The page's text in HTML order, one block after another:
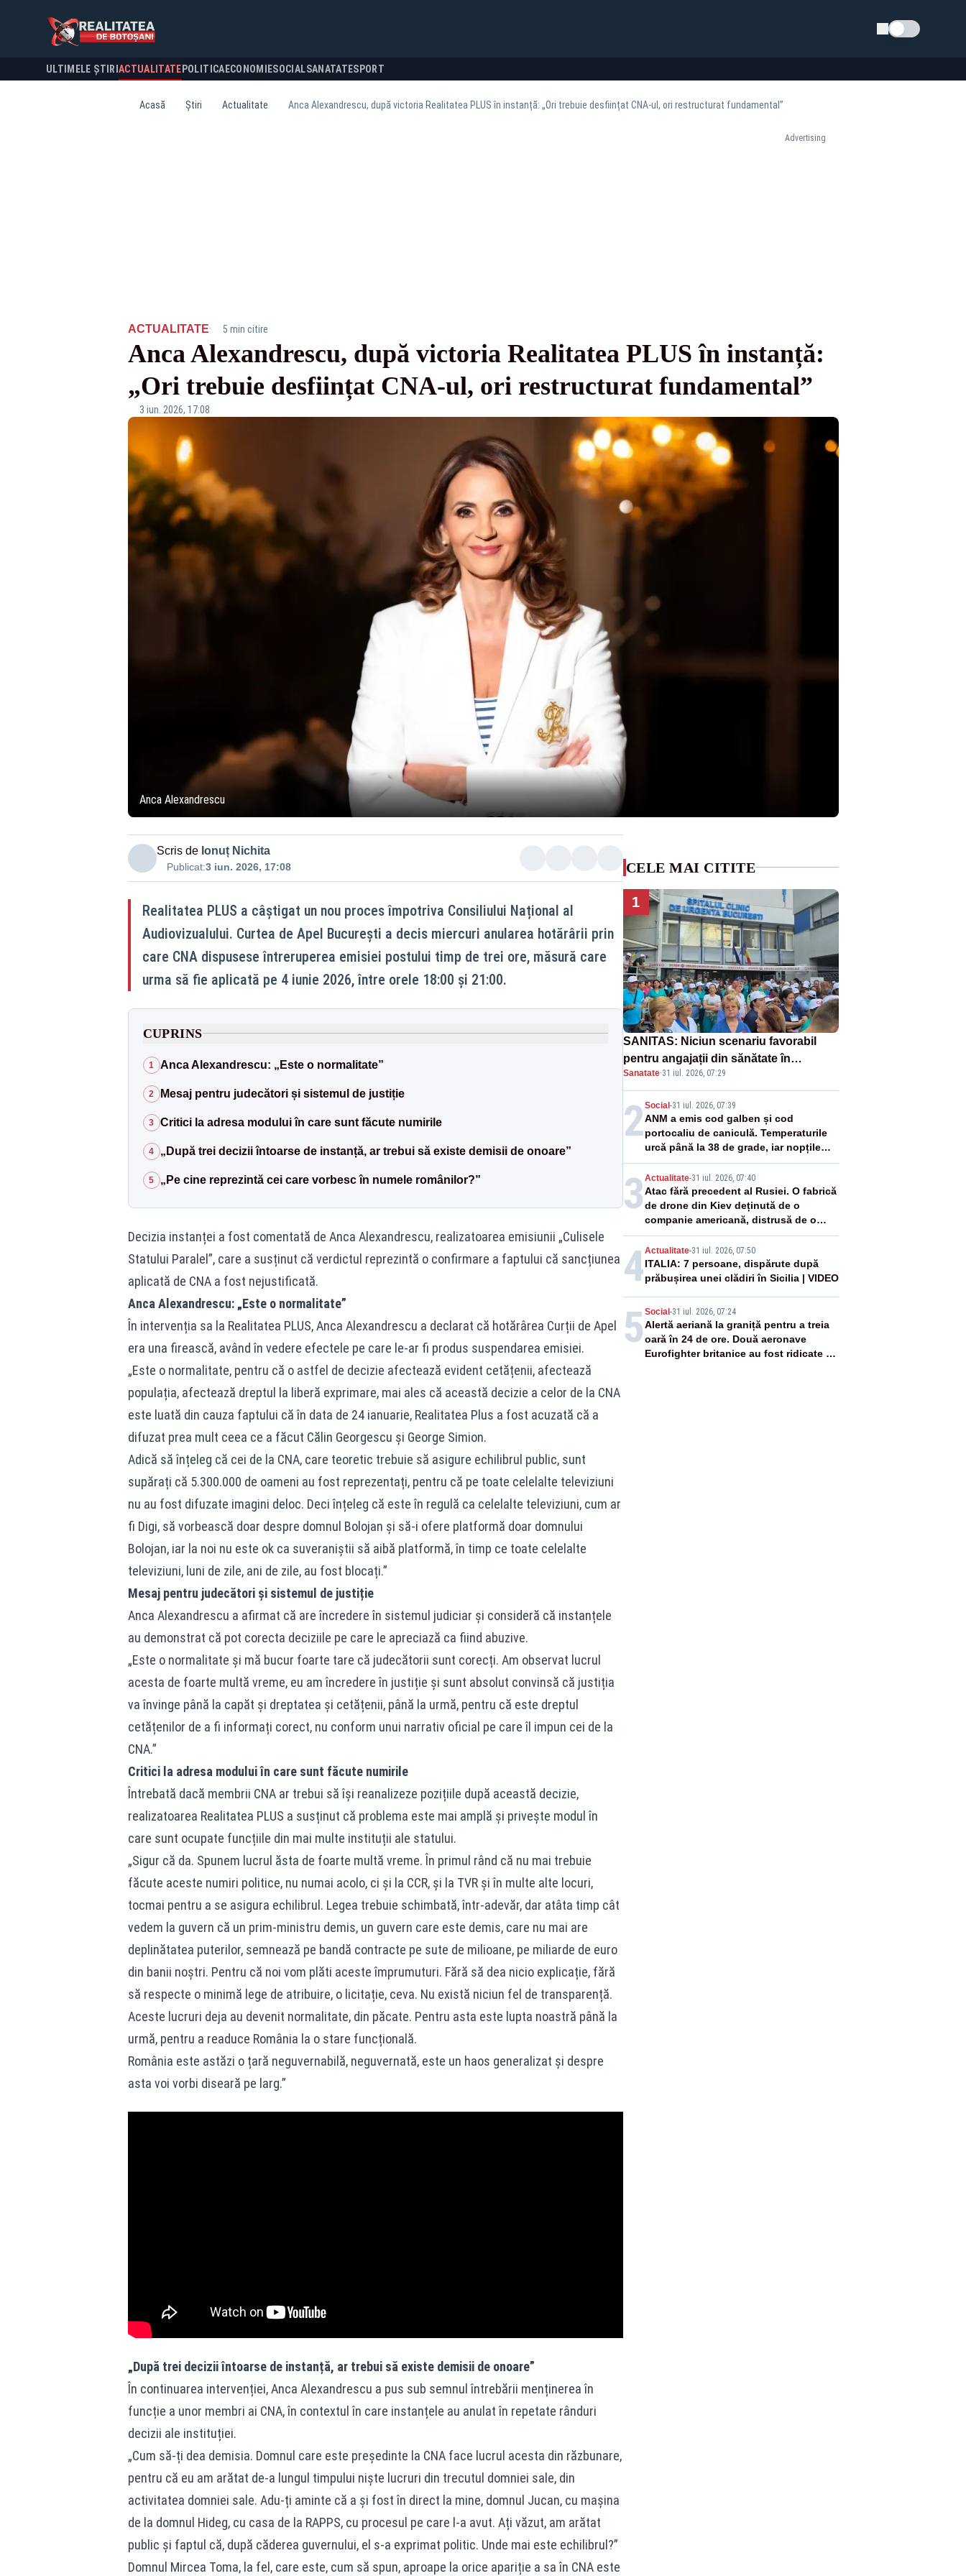
Schimba tema
ULTIMELE ȘTIRI ACTUALITATE POLITICA ECONOMIESOCIALSANATATESPORT
Acasă Știri Actualitate Anca Alexandrescu, după victoria Realitatea PLUS în instanță: „Ori trebuie desființat CNA-ul, ori restructurat fundamental”
Advertising
ACTUALITATE· 5 min citire
Anca Alexandrescu, după victoria Realitatea PLUS în instanță:
„Ori trebuie desființat CNA-ul, ori restructurat fundamental”
3 iun. 2026, 17:08
Anca Alexandrescu
Scris de Ionuț Nichita
Publicat:3 iun. 2026, 17:08
Realitatea PLUS a câștigat un nou proces împotriva Consiliului Național al
Audiovizualului. Curtea de Apel București a decis miercuri anularea hotărârii prin
care CNA dispusese întreruperea emisiei postului timp de trei ore, măsură care
urma să fie aplicată pe 4 iunie 2026, între orele 18:00 și 21:00.
CUPRINS
1 Anca Alexandrescu: „Este o normalitate”
2 Mesaj pentru judecători și sistemul de justiție
3 Critici la adresa modului în care sunt făcute numirile
4 „După trei decizii întoarse de instanță, ar trebui să existe demisii de onoare”
5 „Pe cine reprezintă cei care vorbesc în numele românilor?”
Decizia instanței a fost comentată de Anca Alexandrescu, realizatoarea emisiunii „Culisele
Statului Paralel”, care a susținut că verdictul reprezintă o confirmare a faptului că sancțiunea
aplicată de CNA a fost nejustificată.
Anca Alexandrescu: „Este o normalitate”
În intervenția sa la Realitatea PLUS, Anca Alexandrescu a declarat că hotărârea Curții de Apel
era una firească, având în vedere efectele pe care le-ar fi produs suspendarea emisiei.
„Este o normalitate, pentru că o astfel de decizie afectează evident cetățenii, afectează
populația, afectează dreptul la liberă exprimare, mai ales că această decizie a celor de la CNA
este luată din cauza faptului că în data de 24 ianuarie, Realitatea Plus a fost acuzată că a
difuzat prea mult ceea ce a făcut Călin Georgescu și George Simion.
Adică să înțeleg că cei de la CNA, care teoretic trebuie să asigure echilibrul public, sunt
supărați că 5.300.000 de oameni au fost reprezentați, pentru că pe toate celelalte televiziuni
nu au fost difuzate imagini deloc. Deci înțeleg că este în regulă ca celelalte televiziuni, cum ar
fi Digi, să vorbească doar despre domnul Bolojan și să-i ofere platformă doar domnului
Bolojan, iar la noi nu este ok ca suveraniștii să aibă platformă, în timp ce toate celelalte
televiziuni, luni de zile, ani de zile, au fost blocați.”
Mesaj pentru judecători și sistemul de justiție
Anca Alexandrescu a afirmat că are încredere în sistemul judiciar și consideră că instanțele
au demonstrat că pot corecta deciziile pe care le apreciază ca fiind abuzive.
„Este o normalitate și mă bucur foarte tare că judecătorii sunt corecți. Am observat lucrul
acesta de foarte multă vreme, eu am încredere în justiție și sunt absolut convinsă că justiția
va învinge până la capăt și dreptatea și cetățenii, până la urmă, pentru că este dreptul
cetățenilor de a fi informați corect, nu conform unui narrativ oficial pe care îl impun cei de la
CNA.”
Critici la adresa modului în care sunt făcute numirile
Întrebată dacă membrii CNA ar trebui să își reanalizeze pozițiile după această decizie,
realizatoarea Realitatea PLUS a susținut că problema este mai amplă și privește modul în
care sunt ocupate funcțiile din mai multe instituții ale statului.
„Sigur că da. Spunem lucrul ăsta de foarte multă vreme. În primul rând că nu mai trebuie
făcute aceste numiri politice, nu numai acolo, ci și la CCR, și la TVR și în multe alte locuri,
tocmai pentru a se asigura echilibrul. Legea trebuie schimbată, într-adevăr, dar atâta timp cât
vedem la guvern că un prim-ministru demis, un guvern care este demis, care nu mai are
deplinătatea puterilor, semnează pe bandă contracte pe sute de milioane, pe miliarde de euro
din banii noștri. Pentru că noi vom plăti aceste împrumuturi. Fără să dea nicio explicație, fără
să respecte o minimă lege de atribuire, o licitație, ceva. Nu există niciun fel de transparență.
Aceste lucruri deja au devenit normalitate, din păcate. Pentru asta este lupta noastră până la
urmă, pentru a readuce România la o stare funcțională.
România este astăzi o țară neguvernabilă, neguvernată, este un haos generalizat și despre
asta voi vorbi diseară pe larg.”
„După trei decizii întoarse de instanță, ar trebui să existe demisii de onoare”
În continuarea intervenției, Anca Alexandrescu a pus sub semnul întrebării menținerea în
funcție a unor membri ai CNA, în contextul în care instanțele au anulat în repetate rânduri
decizii ale instituției.
„Cum să-ți dea demisia. Domnul care este președinte la CNA face lucrul acesta din răzbunare,
pentru că eu am arătat de-a lungul timpului niște lucruri din trecutul domniei sale, din
activitatea domniei sale. Adu-ți aminte că a și fost în direct la mine, domnul Jucan, cu mașina
de la domnul Hideg, cu casa de la RAPPS, cu procesul pe care l-a avut. Ați văzut, am arătat
public și faptul că, după căderea guvernului, el s-a exprimat politic. Unde mai este echilibrul?”
Domnul Mircea Toma, la fel, care este, cum să spun, aproape la orice apariție a sa în CNA este
CELE MAI CITITE
1
SANITAS: Niciun scenariu favorabil
pentru angajații din sănătate în
proiectul Legii salarizării
Sanatate·31 iul. 2026, 07:29
2Social-31 iul. 2026, 07:39
ANM a emis cod galben și cod
portocaliu de caniculă. Temperaturile
urcă până la 38 de grade, iar nopțile
devin tropicale
3 Actualitate-31 iul. 2026, 07:40
Atac fără precedent al Rusiei. O fabrică
de drone din Kiev deținută de o
companie americană, distrusă de o
rachetă rusească
4Actualitate-31 iul. 2026, 07:50
ITALIA: 7 persoane, dispărute după
prăbușirea unei clădiri în Sicilia | VIDEO
5 Social-31 iul. 2026, 07:24
Alertă aeriană la graniță pentru a treia
oară în 24 de ore. Două aeronave
Eurofighter britanice au fost ridicate de